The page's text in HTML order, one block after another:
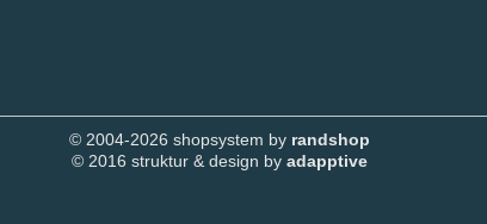
© 2004-2026 shopsystem by randshop
© 2016 struktur & design by adapptive